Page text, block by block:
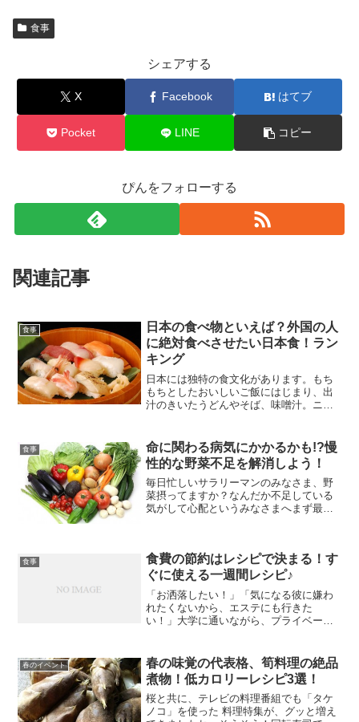
食事
シェアする
X Facebook はてブ
Pocket LINE コピー
ぴんをフォローする
関連記事
食事
日本の食べ物といえば？外国の人
に絶対食べさせたい日本食！ラン
キング
日本には独特の食文化があります。もち
もちとしたおいしいご飯にはじまり、出
汁のきいたうどんやそば、味噌汁。ニオ
ない新鮮な生魚。ヘルシーなこともあ
り、意外と日本食ファンの外...
食事
命に関わる病気にかかるかも!?慢
性的な野菜不足を解消しよう！
毎日忙しいサラリーマンのみなさま、野
菜摂ってますか？なんだか不足している
気がして心配というみなさまへまず最初
す。野菜に含まれる...
食事
食費の節約はレシピで決まる！す
ぐに使える一週間レシピ♪
「お洒落したい！」「気になる彼に嫌わ
れたくないから、エステにも行きた
い！」大学に通いながら、プライベート
ますよね。では、誰もいない部屋に帰っ
てからも、ちゃんと女子力を高...
春のイベント
春の味覚の代表格、筍料理の絶品
煮物！低カロリーレシピ3選！
桜と共に、テレビの料理番組でも「タケ
ノコ」を使った 料理特集が、グッと増え